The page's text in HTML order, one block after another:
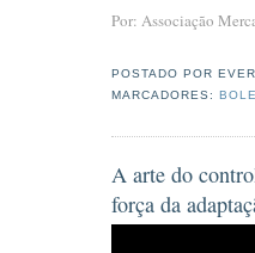
Por: Associação
POSTADO POR
MARCADORES:
A arte do
força da